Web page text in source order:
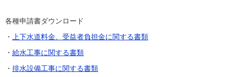
各種申請書ダウンロード
・
上下水道料金、受益者負担金に関する書類
・ 給水工事に関する書類
・ 排水設備工事に関する書類